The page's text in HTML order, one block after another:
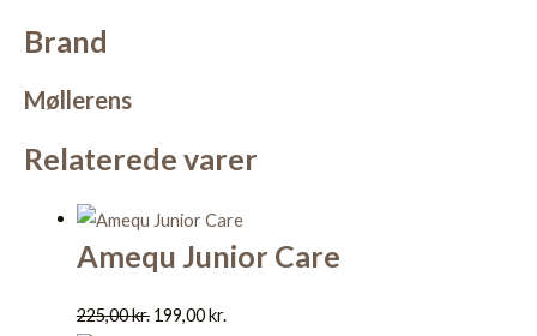
Brand
Møllerens
Relaterede varer
Amequ Junior Care
225,00kr. 199,00kr.